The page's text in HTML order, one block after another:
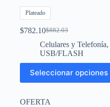
Plateado
$882.03
El
precio
original
$882.03.
$782.10El
precio
actual
$782.10.
Celulares y Telefonía,
USB/FLASH
Seleccionar opciones
Este
producto
tiene
variantes.
OFERTA